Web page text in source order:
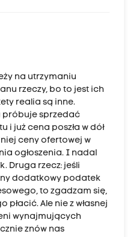
na utrzymaniu
rzeczy, bo to jest ich
realia są inne.
próbuje sprzedać
i już cena poszła w dół
ceny ofertowej w
ogłoszenia. I nadal
Druga rzecz: jeśli
dodatkowy podatek
to zgadzam się,
płacić. Ale nie z własnej
wynajmujących
znów nas